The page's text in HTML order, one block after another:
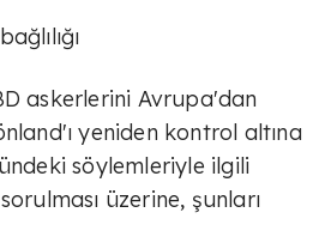
askerlerini Avrupa'dan
yeniden kontrol altına
söylemleriyle ilgili
üzerine, şunları